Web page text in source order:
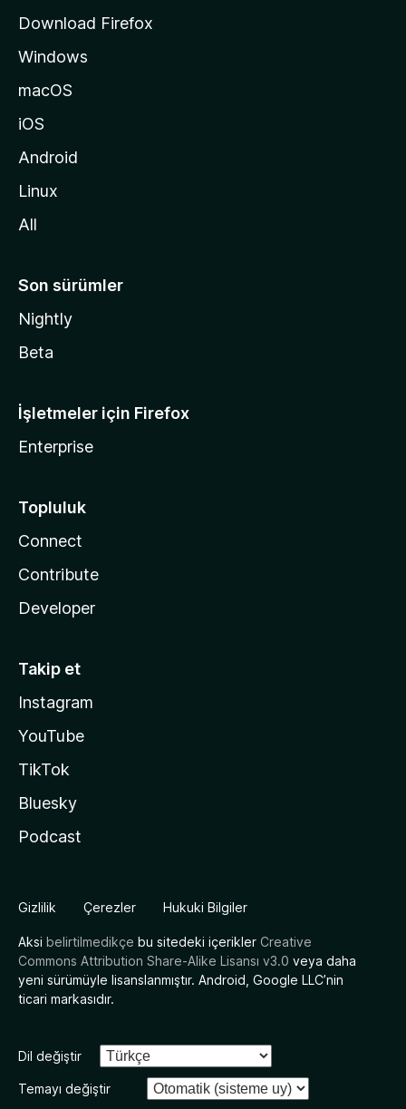
ı
n
i
d
Download Firefox
Windows
macOS
iOS
Android
Linux
All
Son sürümler
Nightly
Beta
İşletmeler için Firefox
Enterprise
Topluluk
Connect
Contribute
Developer
Takip et
Instagram
YouTube
TikTok
Bluesky
Podcast
Gizlilik Çerezler Hukuki Bilgiler
Aksi belirtilmedikçe bu sitedeki içerikler Creative
Commons Attribution Share-Alike Lisansı v3.0 veya daha
yeni sürümüyle lisanslanmıştır. Android, Google LLC’nin
ticari markasıdır.
Dil değiştir
Temayı değiştir